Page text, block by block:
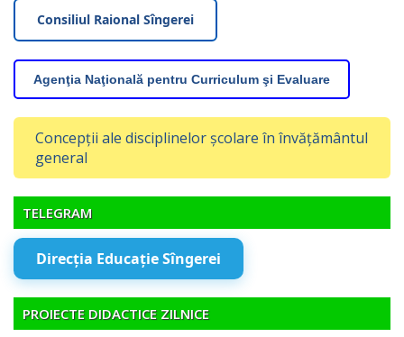
Consiliul Raional Sîngerei
Agenţia Naţională pentru Curriculum şi Evaluare
Concepții ale disciplinelor școlare în învățământul
general
TELEGRAM
Direcția Educație Sîngerei
PROIECTE DIDACTICE ZILNICE